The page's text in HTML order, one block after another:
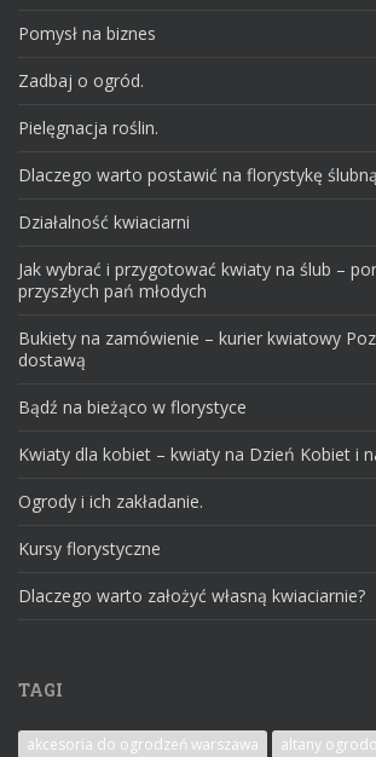
Pomysł na biznes
Zadbaj o ogród.
Pielęgnacja roślin.
Dlaczego warto postawić na florystykę
Działalność kwiaciarni
Jak wybrać i przygotować kwiaty na ślub –
przyszłych pań młodych
Bukiety na zamówienie – kurier kwiatowy
dostawą
Bądź na bieżąco w florystyce
Kwiaty dla kobiet – kwiaty na Dzień Kobiet i
Ogrody i ich zakładanie.
Kursy florystyczne
Dlaczego warto założyć własną kwiaciarnie?
TAGI
akcesoria do ogrodzeń warszawa
altany